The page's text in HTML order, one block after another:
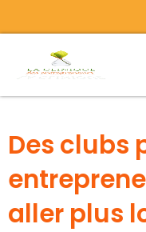
au
Des clubs
aller plus